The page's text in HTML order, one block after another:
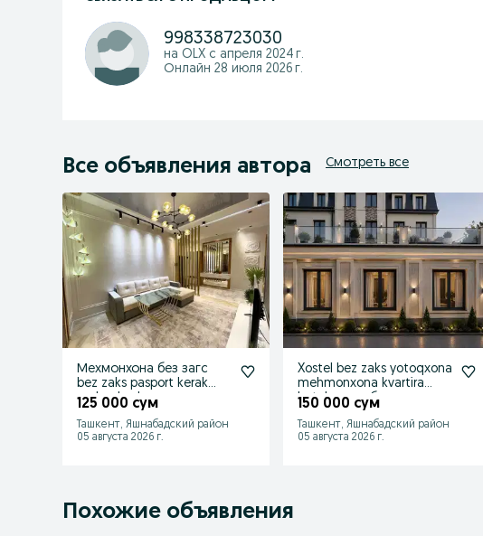
998338723030
на OLX с апреля 2024 г.
Онлайн 28 июля 2026 г.
Все объявления автора Смотреть все
Мехмонхона без загс
bez zaks pasport kerak
yashnabod
125 000 сум
Ташкент, Яшнабадский район
05 августа 2026 г.
Xostel bez zaks yotoqxona
mehmonxona kvartira
hotel отель без заксзагс
150 000 сум
Ташкент, Яшнабадский район
05 августа 2026 г.
Похожие объявления